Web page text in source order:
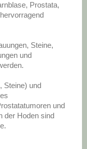
Prostata,
Steine,
und
Steine) und
und
der Hoden sind